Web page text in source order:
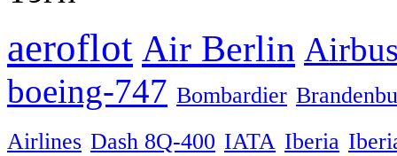
aeroflot Air Berlin
boeing-747 Bombardier
Airlines Dash 8Q-400 IATA Iberia